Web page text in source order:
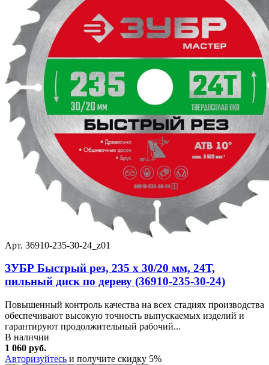
Арт. 36910-235-30-24_z01
ЗУБР Быстрый рез, 235 x 30/20 мм, 24Т,
пильный диск по дереву (36910-235-30-24)
Повышенный контроль качества на всех стадиях производства
обеспечивают высокую точность выпускаемых изделий и
гарантируют продолжительный рабочий...
В наличии
1 060 руб.
Авторизуйтесь и получите скидку 5%